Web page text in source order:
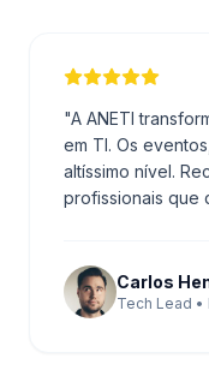
"A ANETI
em TI. Os
altíssimo nível.
profissionais que
Carlos
Tech Lead •